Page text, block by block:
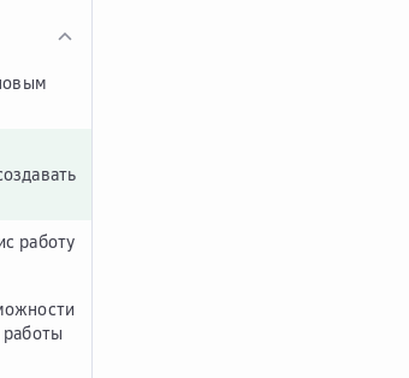
работу
работы